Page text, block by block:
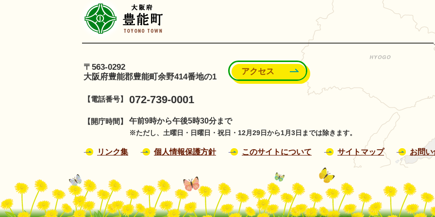
〒563-0292
大阪府豊能郡豊能町余野414番地の1
アクセス
【電話番号】 072-739-0001
【開庁時間】 午前9時から午後5時30分まで
※ただし、土曜日・日曜日・祝日・12月29日から1月3日までは除きます。
リンク集 個人情報保護方針 このサイトについて サイトマップ お問